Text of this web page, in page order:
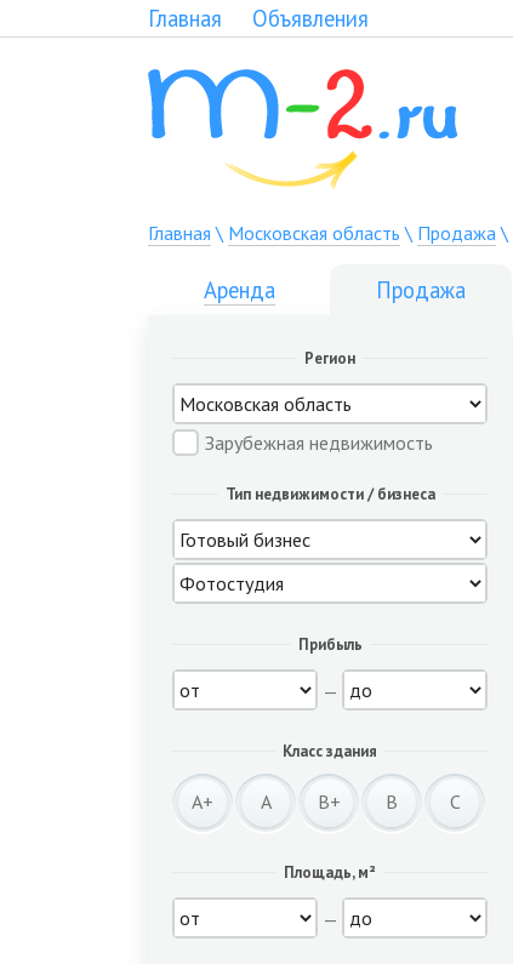
Главная Объявления
Главная \ Московская область \ Продажа\
Аренда Продажа
Регион
Зарубежная недвижимость
Тип недвижимости / бизнеса
Прибыль
—
Класс здания
A+ A B+ B C
Площадь, м²
—